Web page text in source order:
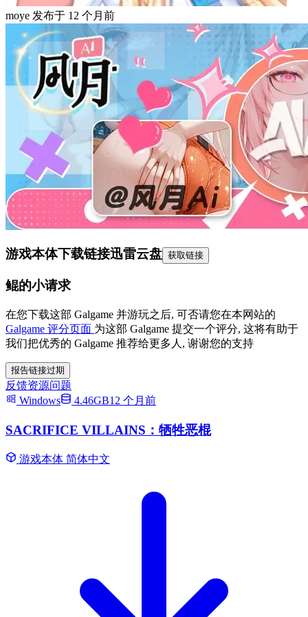
moye 发布于 12 个月前
游戏本体下载链接迅雷云盘 获取链接
鲲的小请求
在您下载这部 Galgame 并游玩之后, 可否请您在本网站的
Galgame 评分页面 为这部 Galgame 提交一个评分, 这将有助于
我们把优秀的 Galgame 推荐给更多人, 谢谢您的支持
报告链接过期
反馈资源问题
Windows
4.46GB12 个月前
SACRIFICE VILLAINS：牺牲恶棍
游戏本体 简体中文